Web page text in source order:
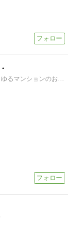
マンションのお悩みすべて解決します！あらゆるマンションのお悩みに、元ゼネコン出身の行政書士がお応え致します！